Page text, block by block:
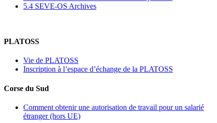
5.4 SEVE-OS Archives
PLATOSS
Vie de PLATOSS
Inscription à l’espace d’échange de la PLATOSS
Corse du Sud
Comment obtenir une autorisation de travail pour un salarié
étranger (hors UE)